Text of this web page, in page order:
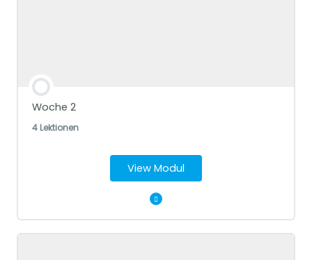
Woche 2
4 Lektionen
View Modul
Modul Content